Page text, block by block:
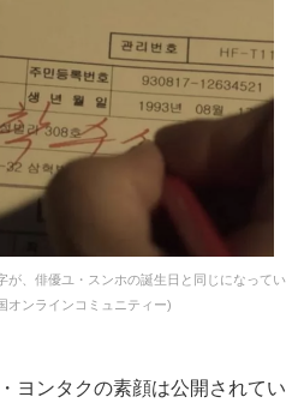
が、俳優ユ・スンホの誕生日と同じになってい
オンラインコミュニティー)
ヨンタクの素顔は公開されてい